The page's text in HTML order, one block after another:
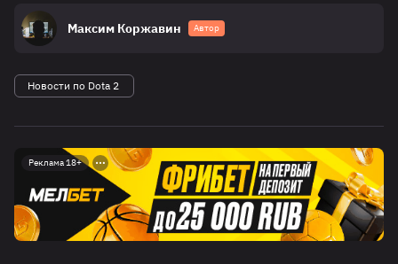
Максим Коржавин Автор
Новости по Dota 2
Реклама 18+